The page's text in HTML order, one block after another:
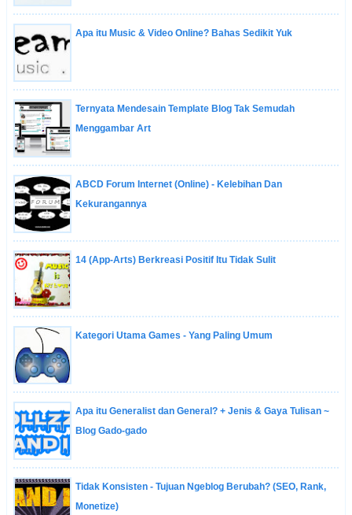
Apa itu Music & Video Online? Bahas Sedikit Yuk
Ternyata Mendesain Template Blog Tak Semudah
Menggambar Art
ABCD Forum Internet (Online) - Kelebihan Dan
Kekurangannya
14 (App-Arts) Berkreasi Positif Itu Tidak Sulit
Kategori Utama Games - Yang Paling Umum
Apa itu Generalist dan General? + Jenis & Gaya Tulisan ~
Blog Gado-gado
Tidak Konsisten - Tujuan Ngeblog Berubah? (SEO, Rank,
Monetize)